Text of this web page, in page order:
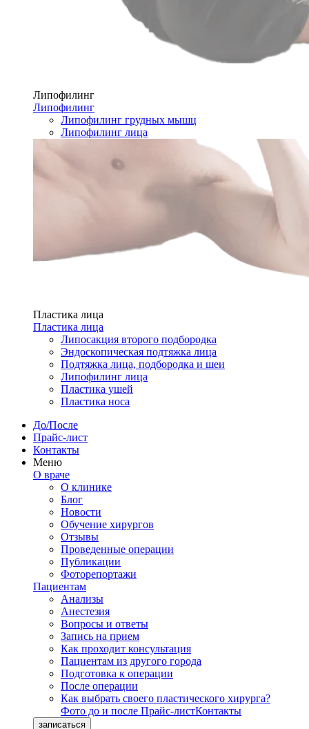
Липофилинг
Липофилинг
Липофилинг грудных мышц
Липофилинг лица
Пластика лица
Пластика лица
Липосакция второго подбородка
Эндоскопическая подтяжка лица
Подтяжка лица, подбородка и шеи
Липофилинг лица
Пластика ушей
Пластика носа
До/После
Прайс-лист
Контакты
Меню
О враче
О клинике
Блог
Новости
Обучение хирургов
Отзывы
Проведенные операции
Публикации
Фоторепортажи
Пациентам
Анализы
Анестезия
Вопросы и ответы
Запись на прием
Как проходит консультация
Пациентам из другого города
Подготовка к операции
После операции
Как выбрать своего пластического хирурга?
Фото до и после Прайс-листКонтакты
записаться